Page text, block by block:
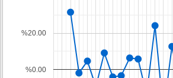
%0.00
%20.00